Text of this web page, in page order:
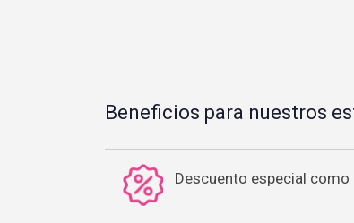
Beneficios para nuestros
Descuento especial